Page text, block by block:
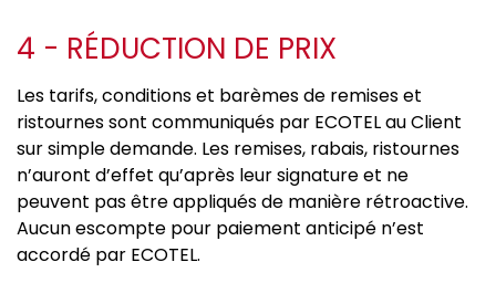
4 - RÉDUCTION DE PRIX
Les tarifs, conditions et barèmes de remises et
ristournes sont communiqués par ECOTEL au Client
sur simple demande. Les remises, rabais, ristournes
n’auront d’effet qu’après leur signature et ne
peuvent pas être appliqués de manière rétroactive.
Aucun escompte pour paiement anticipé n’est
accordé par ECOTEL.